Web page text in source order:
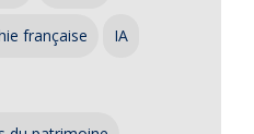
française IA